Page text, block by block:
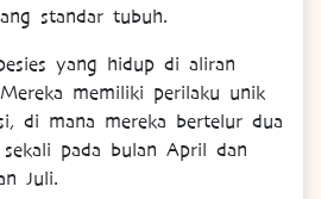
standar tubuh.
yang hidup di aliran
memiliki perilaku unik
di mana mereka bertelur dua
pada bulan April dan
Juli.